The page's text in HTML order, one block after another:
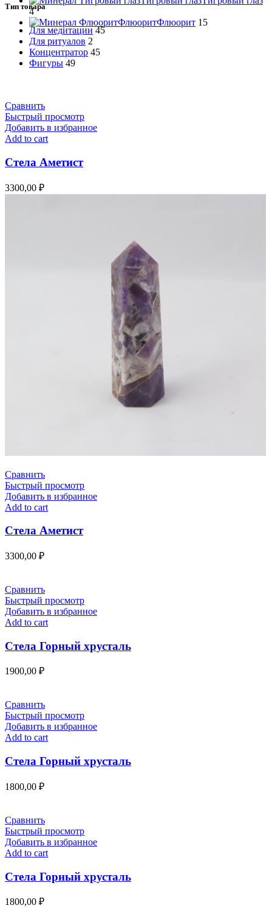
4
ФлюоритФлюорит 15
Тип товара
Для медитации 45
Для ритуалов 2
Концентратор 45
Фигуры 49
Сравнить
Быстрый просмотр
Добавить в избранное
Add to cart
Стела Аметист
3300,00 ₽
Сравнить
Быстрый просмотр
Добавить в избранное
Add to cart
Стела Аметист
3300,00 ₽
Сравнить
Быстрый просмотр
Добавить в избранное
Add to cart
Стела Горный хрусталь
1900,00 ₽
Сравнить
Быстрый просмотр
Добавить в избранное
Add to cart
Стела Горный хрусталь
1800,00 ₽
Сравнить
Быстрый просмотр
Добавить в избранное
Add to cart
Стела Горный хрусталь
1800,00 ₽